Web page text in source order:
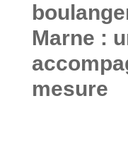
Marne :
mesure